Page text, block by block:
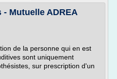
Mutuelle ADREA
de la personne qui en est
sont uniquement
sur prescription d'un